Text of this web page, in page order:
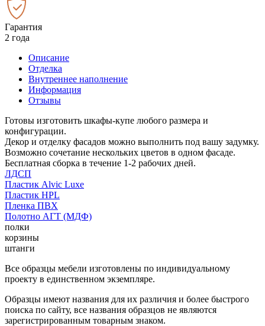
Гарантия
2 года
Описание
Отделка
Внутреннее наполнение
Информация
Отзывы
Готовы изготовить шкафы-купе любого размера и
конфигурации.
Декор и отделку фасадов можно выполнить под вашу задумку.
Возможно сочетание нескольких цветов в одном фасаде.
Бесплатная сборка в течение 1-2 рабочих дней.
ЛДСП
Пластик Alvic Luxe
Пластик HPL
Пленка ПВХ
Полотно АГТ (МДФ)
полки
корзины
штанги
Все образцы мебели изготовлены по индивидуальному
проекту в единственном экземпляре.
Образцы имеют названия для их различия и более быстрого
поиска по сайту, все названия образцов не являются
зарегистрированным товарным знаком.